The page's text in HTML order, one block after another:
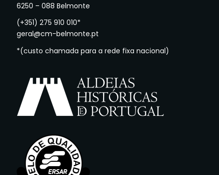
6250 – 088 Belmonte
(+351) 275 910 010*
geral@cm-belmonte.pt
*(custo chamada para a rede fixa nacional)